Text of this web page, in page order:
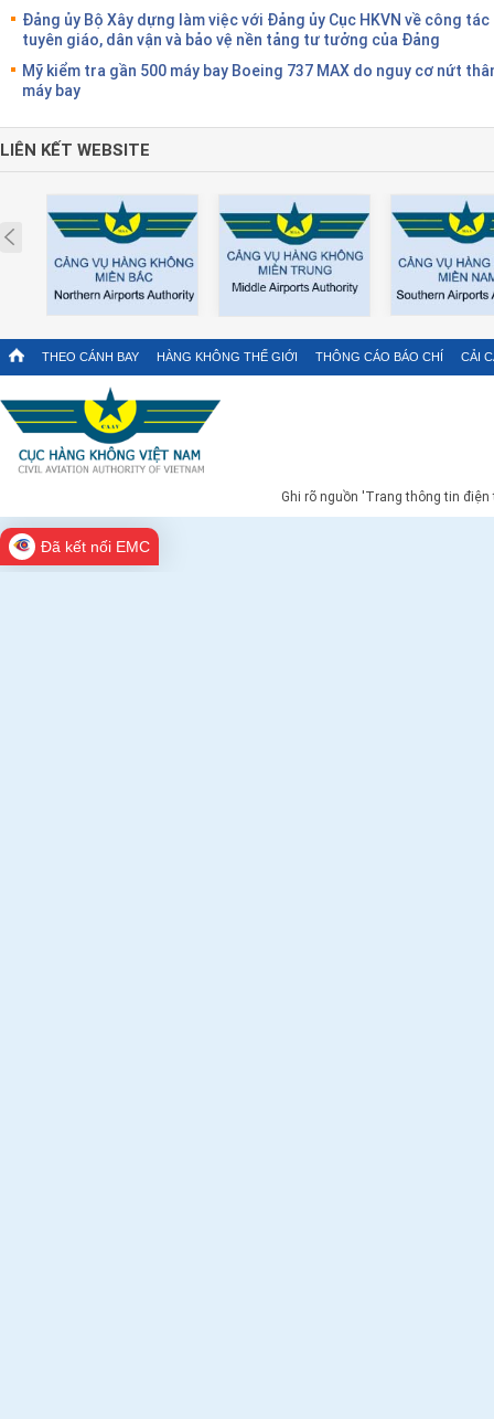
Đảng ủy Bộ Xây dựng làm việc với Đảng ủy Cục HKVN về công tác
tuyên giáo, dân vận và bảo vệ nền tảng tư tưởng của Đảng
Mỹ kiểm tra gần 500 máy bay Boeing 737 MAX do nguy cơ nứt
máy bay
LIÊN KẾT WEBSITE
Prev
THEO CÁNH BAY HÀNG KHÔNG THẾ GIỚI THÔNG CÁO BÁO CHÍ CẢI
Ghi rõ nguồn 'Trang thông tin
Đã kết nối EMC